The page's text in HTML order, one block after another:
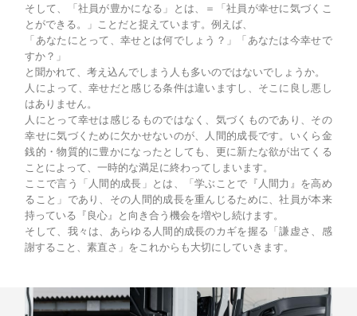
そして、「社員が豊かになる」とは、＝「社員が幸せに気づくこ
とができる。」ことだと捉えています。例えば、
「あなたにとって、幸せとは何でしょう？」「あなたは今幸せで
すか？」
と聞かれて、考え込んでしまう人も多いのではないでしょうか。
人によって、幸せだと感じる条件は違いますし、そこに良し悪し
はありません。
人にとって幸せは感じるものではなく、気づくものであり、その
幸せに気づくために欠かせないのが、人間的成長です。いくら金
銭的・物質的に豊かになったとしても、更に新たな欲が出てくる
ことによって、一時的な満足に終わってしまいます。
ここで言う「人間的成長」とは、「学ぶことで『人間力』を高め
ること」であり、その人間的成長を重んじるために、社員が本来
持っている『良心』と向き合う機会を増やし続けます。
そして、我々は、あらゆる人間的成長のカギを握る「謙虚さ、感
謝すること、素直さ」をこれからも大切にしていきます。